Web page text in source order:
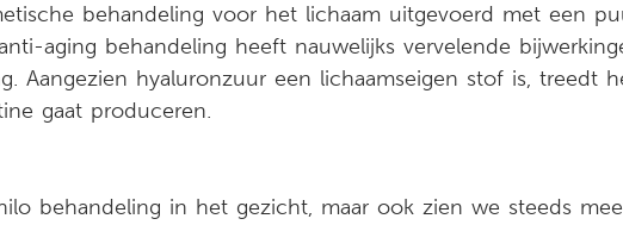
behandeling voor het lichaam uitgevoerd met een
aging behandeling heeft nauwelijks vervelende
Aangezien hyaluronzuur een lichaamseigen stof is, treedt
gaat produceren.
behandeling in het gezicht, maar ook zien we steeds